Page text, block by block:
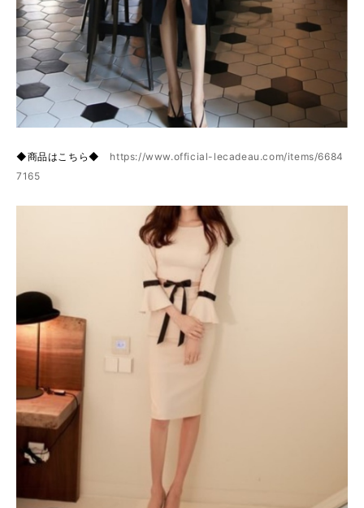
◆商品はこちら◆ https://www.official-lecadeau.com/items/6684
7165